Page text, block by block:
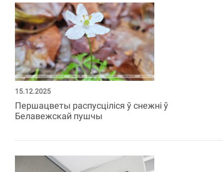
15.12.2025
Першацветы распусціліся ў снежні ў
Белавежскай пушчы